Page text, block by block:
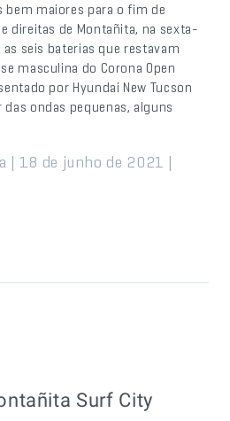
bem maiores para o fim de
direitas de Montañita, na sexta-
seis baterias que restavam
masculina do Corona Open
por Hyundai New Tucson
das ondas pequenas, alguns
| 18 de junho de 2021 |
Surf City